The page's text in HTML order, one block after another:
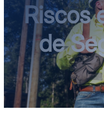
Riscos
de